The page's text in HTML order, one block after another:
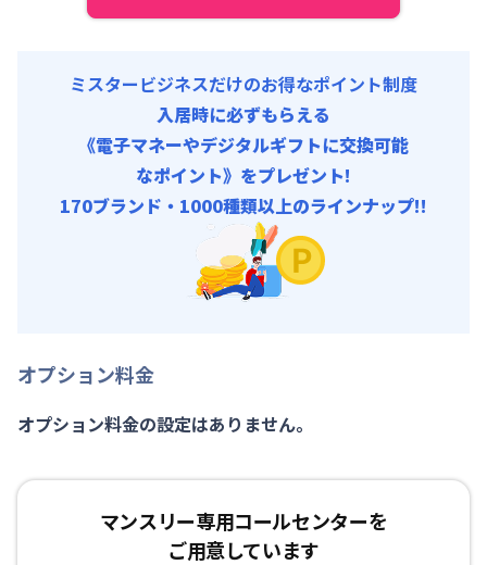
ミスタービジネスだけのお得なポイント制度
入居時に必ずもらえる
《電子マネーやデジタルギフトに交換可能
なポイント》をプレゼント!
170ブランド・1000種類以上のラインナップ!!
オプション料金
オプション料金の設定はありません。
マンスリー専用コールセンターを
ご用意しています